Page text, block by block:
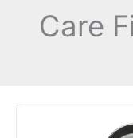
Care